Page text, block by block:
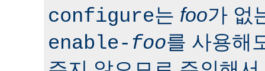
configure는 foo가 없
enable- foo를 사용해